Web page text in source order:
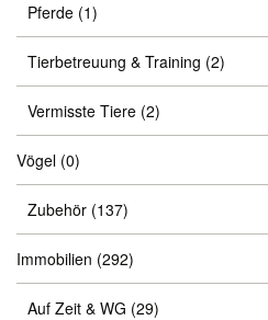
Pferde (1)
Tierbetreuung & Training (2)
Vermisste Tiere (2)
Vögel (0)
Zubehör (137)
Immobilien (292)
Auf Zeit & WG (29)